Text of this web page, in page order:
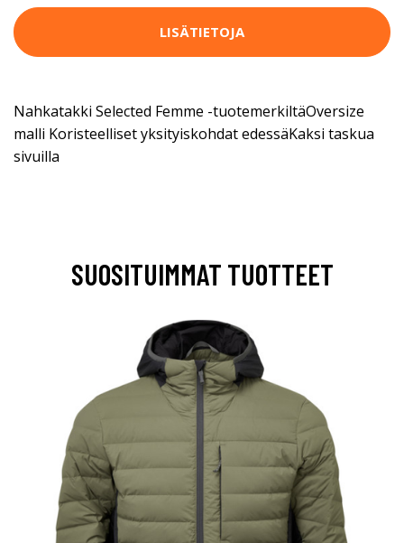
LISÄTIETOJA
Nahkatakki Selected Femme -tuotemerkiltäOversize
malli Koristeelliset yksityiskohdat edessäKaksi taskua
sivuilla
SUOSITUIMMAT TUOTTEET